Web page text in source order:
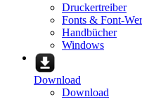
Druckertreiber
Fonts & Font-
Handbücher
Windows
Download
Download